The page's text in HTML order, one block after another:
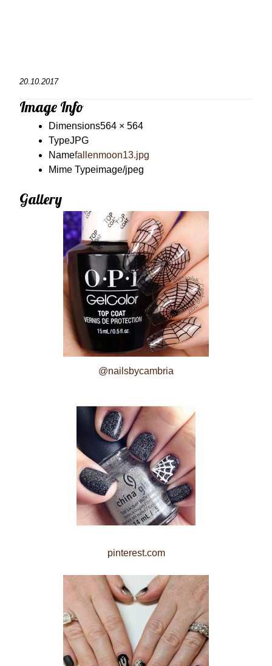
20.10.2017
Image Info
Dimensions564 × 564
TypeJPG
Namefallenmoon13.jpg
Mime Typeimage/jpeg
Gallery
@nailsbycambria
pinterest.com